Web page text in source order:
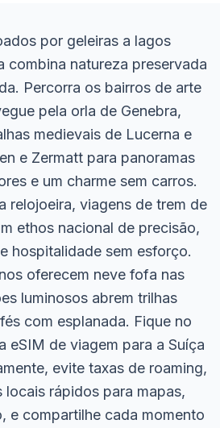
por geleiras a lagos
combina natureza preservada
Percorra os bairros de arte
pela orla de Genebra,
medievais de Lucerna e
e Zermatt para panoramas
e um charme sem carros.
relojoeira, viagens de trem de
ethos nacional de precisão,
hospitalidade sem esforço.
oferecem neve fofa nas
luminosos abrem trilhas
com esplanada. Fique no
eSIM de viagem para a Suíça
evite taxas de roaming,
rápidos para mapas,
e compartilhe cada momento